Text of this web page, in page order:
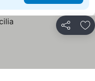
Compartir